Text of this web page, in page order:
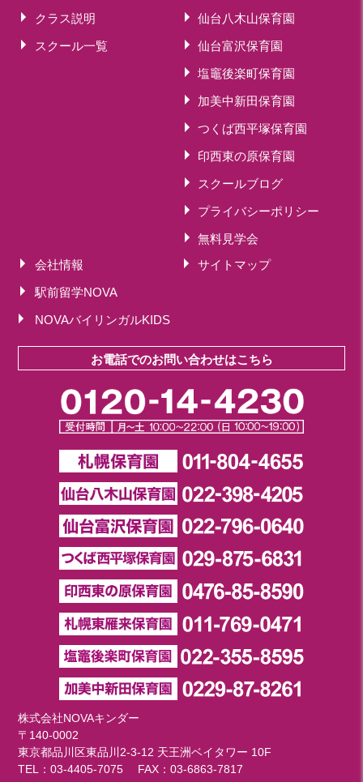
クラス説明
スクール一覧
仙台八木山保育園
仙台富沢保育園
塩竈後楽町保育園
加美中新田保育園
つくば西平塚保育園
印西東の原保育園
スクールブログ
プライバシーポリシー
無料見学会
会社情報
サイトマップ
駅前留学NOVA
NOVAバイリンガルKIDS
お電話でのお問い合わせはこちら
株式会社NOVAキンダー
〒140-0002
東京都品川区東品川2-3-12 天王洲ベイタワー 10F
TEL：03-4405-7075 FAX：03-6863-7817